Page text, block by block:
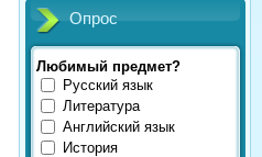
Опрос
Любимый предмет?
Русский язык
Литература
Английский язык
История